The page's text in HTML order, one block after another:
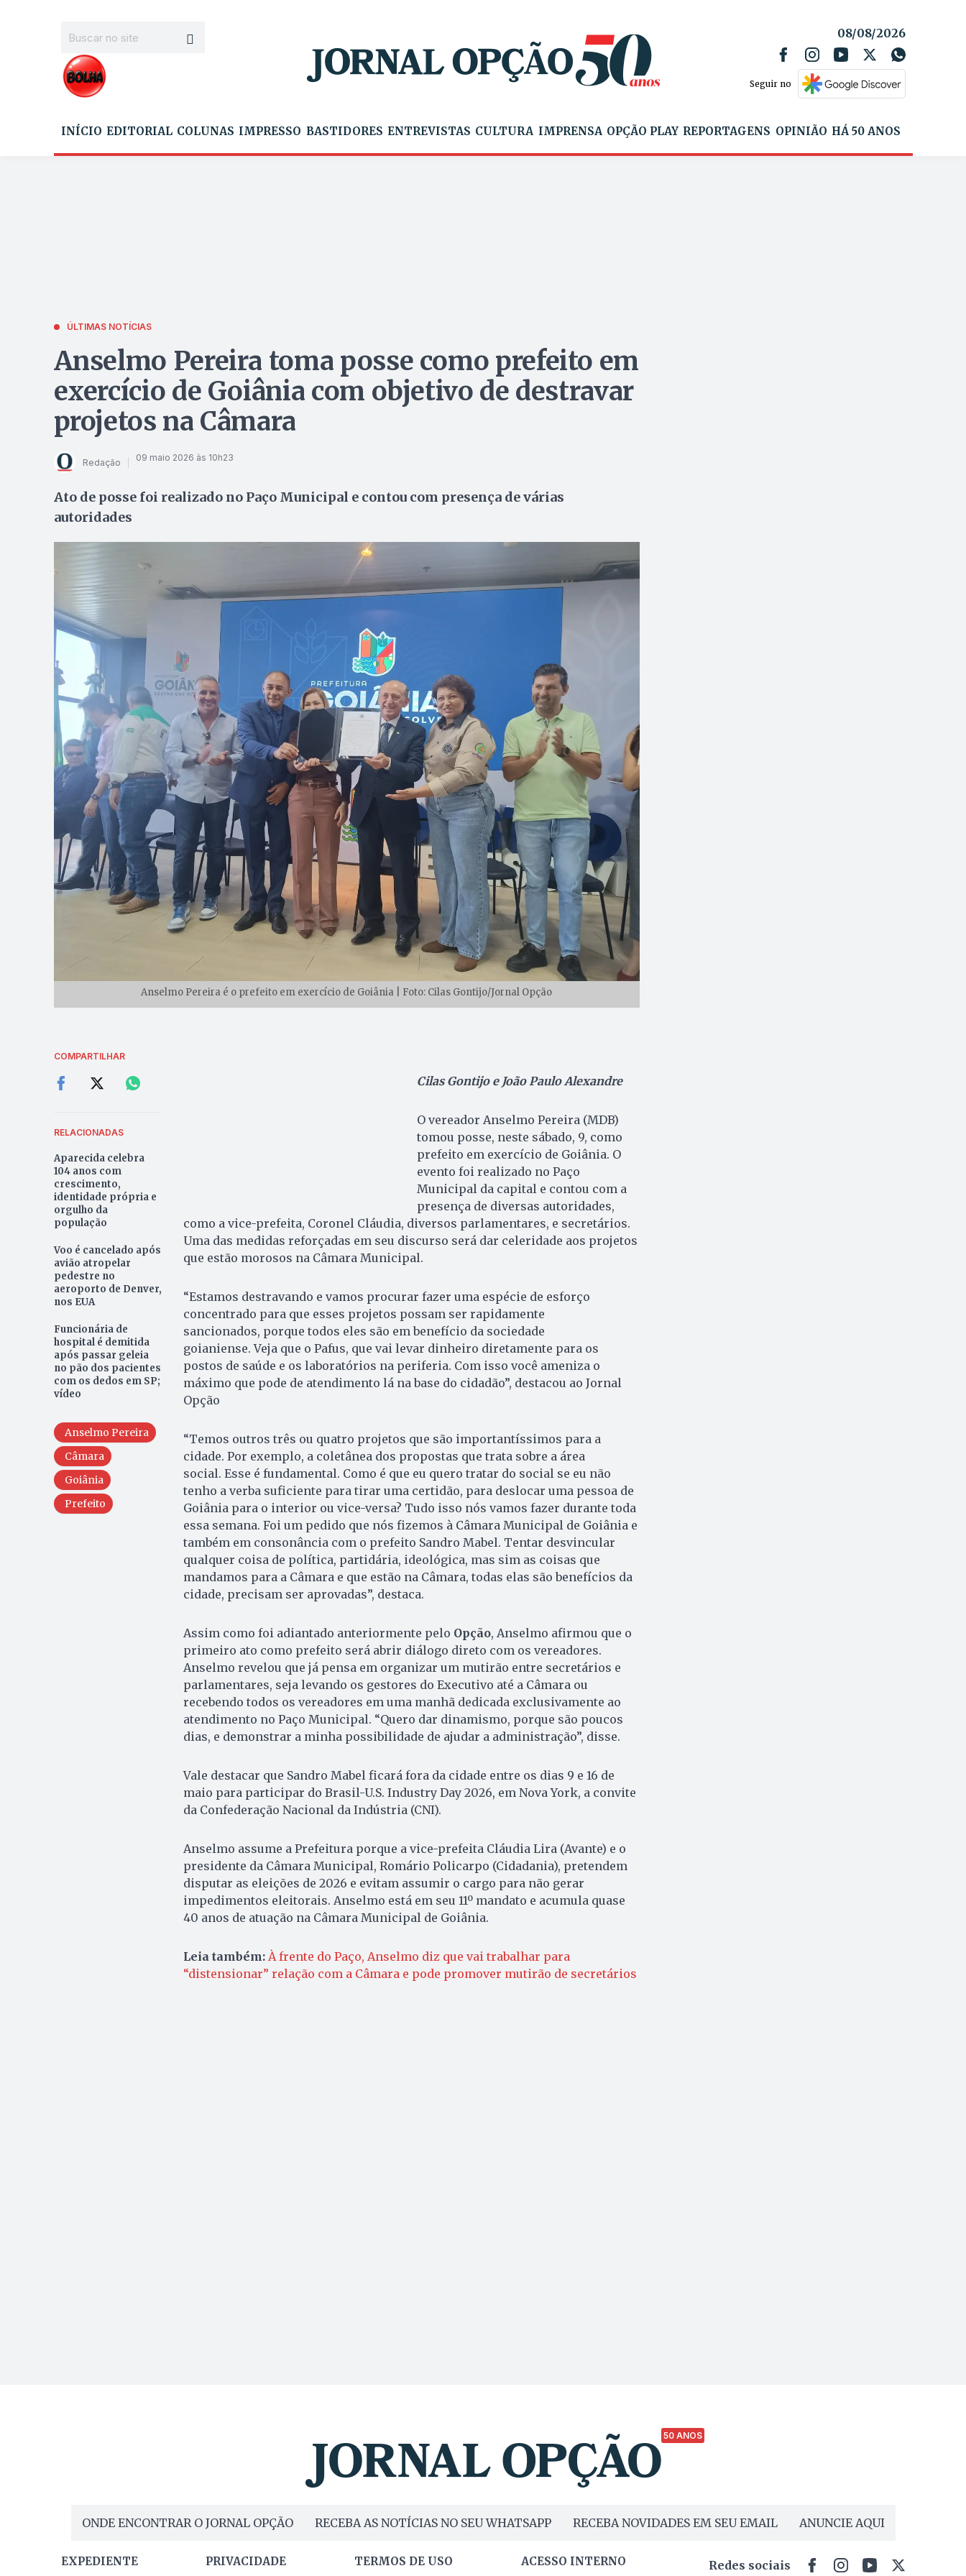
08/08/2026
Seguir no
INÍCIO EDITORIAL COLUNAS IMPRESSO BASTIDORES ENTREVISTAS CULTURA IMPRENSA OPÇÃO PLAY REPORTAGENS OPINIÃO HÁ 50 ANOS
ÚLTIMAS NOTÍCIAS
Anselmo Pereira toma posse como prefeito em
exercício de Goiânia com objetivo de destravar
projetos na Câmara
Redação 09 maio 2026 às 10h23
Ato de posse foi realizado no Paço Municipal e contou com presença de várias
autoridades
Anselmo Pereira é o prefeito em exercício de Goiânia | Foto: Cilas Gontijo/Jornal Opção
COMPARTILHAR
RELACIONADAS
Aparecida celebra
104 anos com
crescimento,
identidade própria e
orgulho da
população
Voo é cancelado após
avião atropelar
pedestre no
aeroporto de Denver,
nos EUA
Funcionária de
hospital é demitida
após passar geleia
no pão dos pacientes
com os dedos em SP;
vídeo
Anselmo Pereira
Câmara
Goiânia
Prefeito
Cilas Gontijo e João Paulo Alexandre
O vereador Anselmo Pereira (MDB)
tomou posse, neste sábado, 9, como
prefeito em exercício de Goiânia. O
evento foi realizado no Paço
Municipal da capital e contou com a
presença de diversas autoridades,
como a vice-prefeita, Coronel Cláudia, diversos parlamentares, e secretários.
Uma das medidas reforçadas em seu discurso será dar celeridade aos projetos
que estão morosos na Câmara Municipal.
“Estamos destravando e vamos procurar fazer uma espécie de esforço
concentrado para que esses projetos possam ser rapidamente
sancionados, porque todos eles são em benefício da sociedade
goianiense. Veja que o Pafus, que vai levar dinheiro diretamente para os
postos de saúde e os laboratórios na periferia. Com isso você ameniza o
máximo que pode de atendimento lá na base do cidadão”, destacou ao Jornal
Opção
“Temos outros três ou quatro projetos que são importantíssimos para a
cidade. Por exemplo, a coletânea dos propostas que trata sobre a área
social. Esse é fundamental. Como é que eu quero tratar do social se eu não
tenho a verba suficiente para tirar uma certidão, para deslocar uma pessoa de
Goiânia para o interior ou vice-versa? Tudo isso nós vamos fazer durante toda
essa semana. Foi um pedido que nós fizemos à Câmara Municipal de Goiânia e
também em consonância com o prefeito Sandro Mabel. Tentar desvincular
qualquer coisa de política, partidária, ideológica, mas sim as coisas que
mandamos para a Câmara e que estão na Câmara, todas elas são benefícios da
cidade, precisam ser aprovadas”, destaca.
Assim como foi adiantado anteriormente pelo Opção, Anselmo afirmou que o
primeiro ato como prefeito será abrir diálogo direto com os vereadores.
Anselmo revelou que já pensa em organizar um mutirão entre secretários e
parlamentares, seja levando os gestores do Executivo até a Câmara ou
recebendo todos os vereadores em uma manhã dedicada exclusivamente ao
atendimento no Paço Municipal. “Quero dar dinamismo, porque são poucos
dias, e demonstrar a minha possibilidade de ajudar a administração”, disse.
Vale destacar que Sandro Mabel ficará fora da cidade entre os dias 9 e 16 de
maio para participar do Brasil-U.S. Industry Day 2026, em Nova York, a convite
da Confederação Nacional da Indústria (CNI).
Anselmo assume a Prefeitura porque a vice-prefeita Cláudia Lira (Avante) e o
presidente da Câmara Municipal, Romário Policarpo (Cidadania), pretendem
disputar as eleições de 2026 e evitam assumir o cargo para não gerar
impedimentos eleitorais. Anselmo está em seu 11º mandato e acumula quase
40 anos de atuação na Câmara Municipal de Goiânia.
Leia também: À frente do Paço, Anselmo diz que vai trabalhar para
“distensionar” relação com a Câmara e pode promover mutirão de secretários
50 ANOS
ONDE ENCONTRAR O JORNAL OPÇÃO RECEBA AS NOTÍCIAS NO SEU WHATSAPP RECEBA NOVIDADES EM SEU EMAIL ANUNCIE AQUI
EXPEDIENTE PRIVACIDADE TERMOS DE USO ACESSO INTERNO Redes sociais